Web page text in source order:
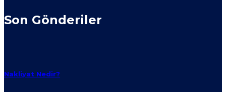
Son Gönderiler
Nakliyat Nedir?